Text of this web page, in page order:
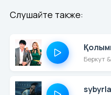
Слушайте также:
Беркут